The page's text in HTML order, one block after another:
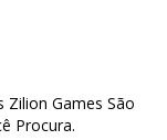
Zilion Games São
Procura.